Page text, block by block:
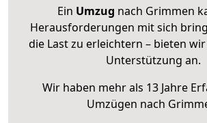
Ein Umzug nach Grimmen
Herausforderungen mit sich
die Last zu erleichtern – bieten
Unterstützung an.
Wir haben mehr als 13 Jahre
Umzügen nach